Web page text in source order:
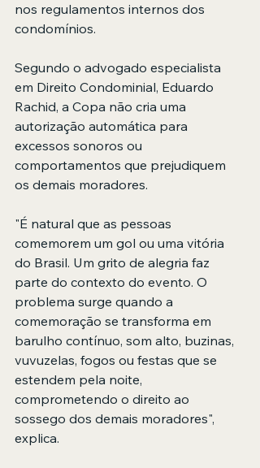
nos regulamentos internos dos
condomínios.
Segundo o advogado especialista
em Direito Condominial, Eduardo
Rachid, a Copa não cria uma
autorização automática para
excessos sonoros ou
comportamentos que prejudiquem
os demais moradores.
"É natural que as pessoas
comemorem um gol ou uma vitória
do Brasil. Um grito de alegria faz
parte do contexto do evento. O
problema surge quando a
comemoração se transforma em
barulho contínuo, som alto, buzinas,
vuvuzelas, fogos ou festas que se
estendem pela noite,
comprometendo o direito ao
sossego dos demais moradores",
explica.